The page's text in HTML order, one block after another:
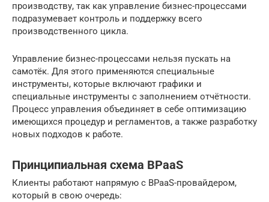
производству, так как управление бизнес-процессами
подразумевает контроль и поддержку всего
производственного цикла.
Управление бизнес-процессами нельзя пускать на
самотёк. Для этого применяются специальные
инструменты, которые включают графики и
специальные инструменты с заполнением отчётности.
Процесс управления объединяет в себе оптимизацию
имеющихся процедур и регламентов, а также разработку
новых подходов к работе.
Принципиальная схема BPaaS
Клиенты работают напрямую с BPaaS-провайдером,
который в свою очередь: